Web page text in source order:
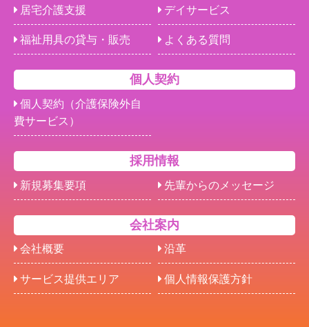
居宅介護支援 デイサービス
福祉用具の貸与・販売 よくある質問
個人契約
個人契約（介護保険外自
費サービス）
採用情報
新規募集要項 先輩からのメッセージ
会社案内
会社概要 沿革
サービス提供エリア 個人情報保護方針